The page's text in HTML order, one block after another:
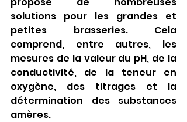
solutions pour les grandes et
petites brasseries. Cela
comprend, entre autres, les
mesures de la valeur du pH, de la
conductivité, de la teneur en
oxygène, des titrages et la
détermination des substances
amères.